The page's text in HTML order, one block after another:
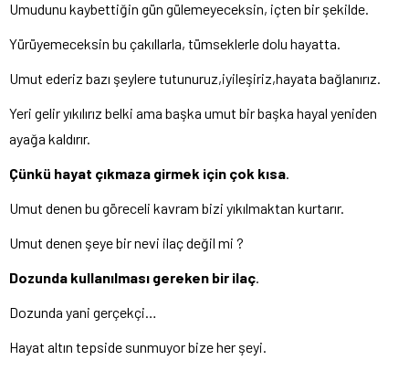
Umudunu kaybettiğin gün gülemeyeceksin, içten bir şekilde.
Yürüyemeceksin bu çakıllarla, tümseklerle dolu hayatta.
Umut ederiz bazı şeylere tutunuruz,iyileşiriz,hayata bağlanırız.
Yeri gelir yıkılırız belki ama başka umut bir başka hayal yeniden
ayağa kaldırır.
Çünkü hayat çıkmaza girmek için çok kısa
Umut denen bu göreceli kavram bizi yıkılmaktan kurtarır.
Umut denen şeye bir nevi ilaç değil mi ?
Dozunda kullanılması gereken bir ilaç
Dozunda yani gerçekçi…
Hayat altın tepside sunmuyor bize her şeyi.